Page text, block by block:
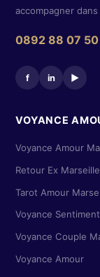
accompagner
0892 88 07 50
f in ▶
VOYANCE
Voyance Amour
Retour Ex Marseille
Tarot Amour
Voyance
Voyance Couple
Voyance Amour